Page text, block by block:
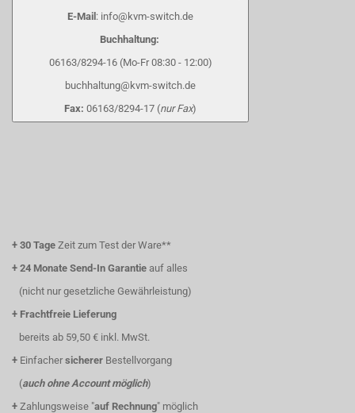
E-Mail : info@kvm-switch.de
Buchhaltung:
06163/8294-16 (Mo-Fr 08:30 - 12:00)
buchhaltung@kvm-switch.de
Fax: 06163/8294-17 (nur Fax)
+ 30 Tage Zeit zum Test der Ware**
+ 24 Monate Send-In Garantie auf alles
(nicht nur gesetzliche Gewährleistung)
+ Frachtfreie Lieferung
bereits ab 59,50 € inkl. MwSt.
+ Einfacher sicherer Bestellvorgang
(auch ohne Account möglich)
+ Zahlungsweise "auf Rechnung" möglich